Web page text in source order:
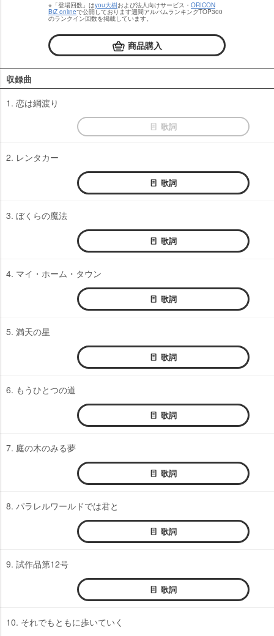
※「登場回数」はyou大樹および法人向けサービス・ ORICON
BiZ onlineで公開しております週間アルバムランキングTOP300
のランクイン回数を掲載しています。
商品購入
収録曲
1. 恋は綱渡り
歌詞
2. レンタカー
歌詞
3. ぼくらの魔法
歌詞
4. マイ・ホーム・タウン
歌詞
5. 満天の星
歌詞
6. もうひとつの道
歌詞
7. 庭の木のみる夢
歌詞
8. パラレルワールドでは君と
歌詞
9. 試作品第12号
歌詞
10. それでもともに歩いていく